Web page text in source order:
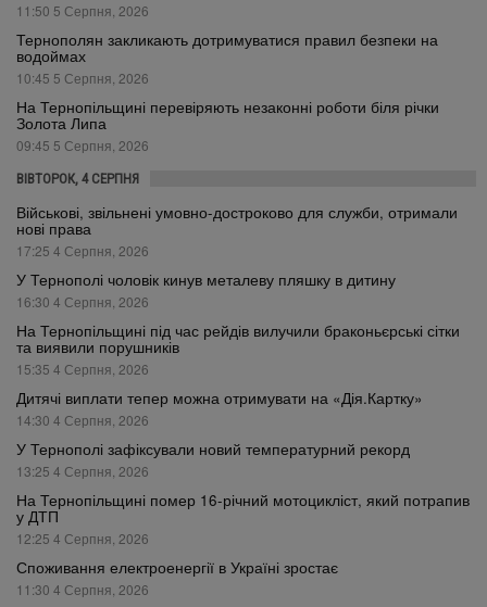
11:50 5 Серпня, 2026
Тернополян закликають дотримуватися правил безпеки на
водоймах
10:45 5 Серпня, 2026
На Тернопільщині перевіряють незаконні роботи біля річки
Золота Липа
09:45 5 Серпня, 2026
ВІВТОРОК, 4 СЕРПНЯ
Військові, звільнені умовно-достроково для служби, отримали
нові права
17:25 4 Серпня, 2026
У Тернополі чоловік кинув металеву пляшку в дитину
16:30 4 Серпня, 2026
На Тернопільщині під час рейдів вилучили браконьєрські сітки
та виявили порушників
15:35 4 Серпня, 2026
Дитячі виплати тепер можна отримувати на «Дія.Картку»
14:30 4 Серпня, 2026
У Тернополі зафіксували новий температурний рекорд
13:25 4 Серпня, 2026
На Тернопільщині помер 16-річний мотоцикліст, який потрапив
у ДТП
12:25 4 Серпня, 2026
Споживання електроенергії в Україні зростає
11:30 4 Серпня, 2026